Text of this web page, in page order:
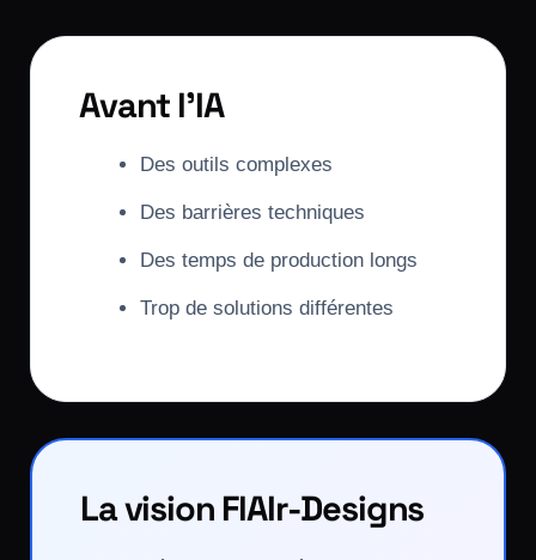
Avant l’IA
Des outils complexes
Des barrières techniques
Des temps de production longs
Trop de solutions différentes
La vision FlAIr-Designs